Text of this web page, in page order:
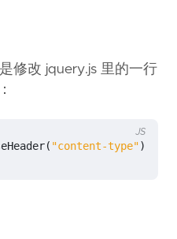
修改 jquery.js 里的一行
( "content-type")
JS